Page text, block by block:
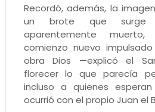
Recordó, además, la
un brote que
aparentemente
comienzo nuevo
obra Dios —explicó el
florecer lo que parecía
incluso a quienes
ocurrió con el propio Juan el